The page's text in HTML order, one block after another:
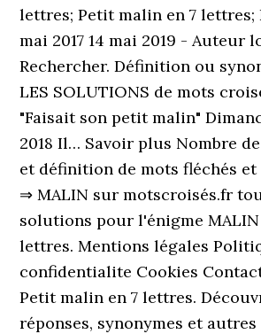
lettres; Petit malin en 7 lettres;
mai 2017 14 mai 2019 - Auteur
Rechercher. Définition ou
LES SOLUTIONS de mots
"Faisait son petit malin"
2018 Il… Savoir plus Nombre
et définition de mots fléchés
⇒ MALIN sur motscroisés.fr
solutions pour l'énigme MALIN
lettres. Mentions légales
confidentialite Cookies
Petit malin en 7 lettres.
réponses, synonymes et